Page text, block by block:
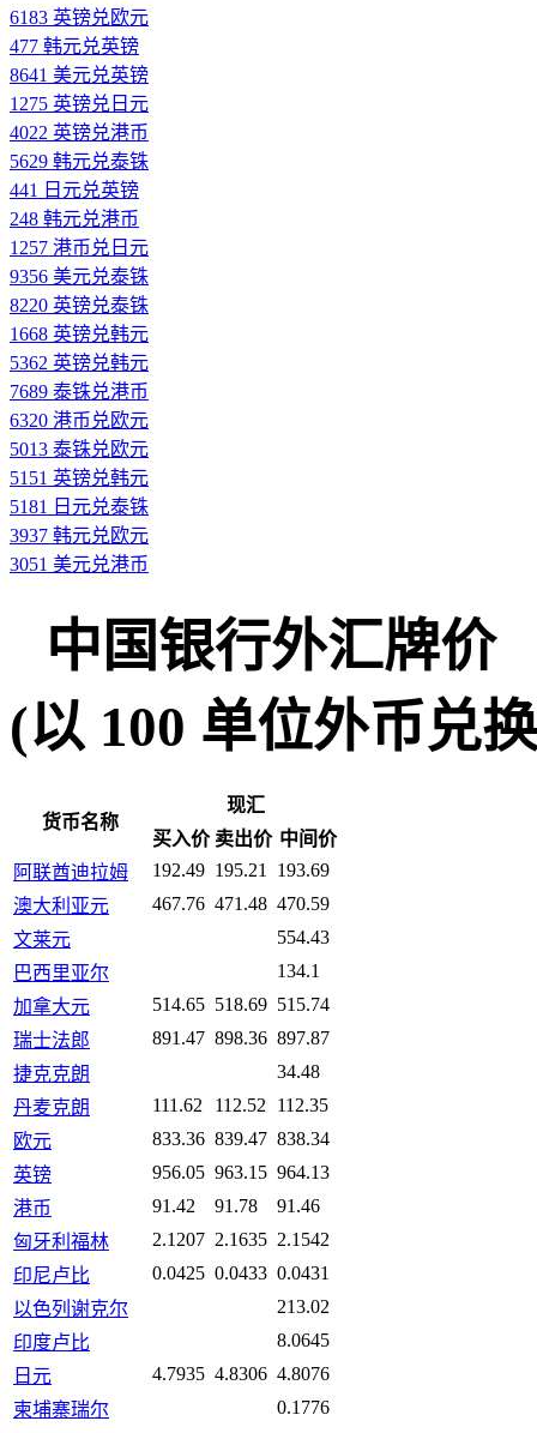
6183 英镑兑欧元
477 韩元兑英镑
8641 美元兑英镑
1275 英镑兑日元
4022 英镑兑港币
5629 韩元兑泰铢
441 日元兑英镑
248 韩元兑港币
1257 港币兑日元
9356 美元兑泰铢
8220 英镑兑泰铢
1668 英镑兑韩元
5362 英镑兑韩元
7689 泰铢兑港币
6320 港币兑欧元
5013 泰铢兑欧元
5151 英镑兑韩元
5181 日元兑泰铢
3937 韩元兑欧元
3051 美元兑港币
中国银行外汇牌价
(以 100 单位外币兑
货币名称
现汇
买入价 卖出价 中间价
阿联酋迪拉姆
192.49 195.21
193.69
澳大利亚元
467.76 471.48 470.59
文莱元
554.43
巴西里亚尔
134.1
加拿大元
514.65 518.69 515.74
瑞士法郎
891.47 898.36 897.87
捷克克朗
34.48
丹麦克朗
111.62 112.52
112.35
欧元
833.36 839.47 838.34
英镑
956.05 963.15 964.13
港币
91.42 91.78
91.46
匈牙利福林
2.1207 2.1635 2.1542
印尼卢比
0.0425 0.0433 0.0431
以色列谢克尔
213.02
印度卢比
8.0645
日元
4.7935 4.8306 4.8076
柬埔寨瑞尔
0.1776